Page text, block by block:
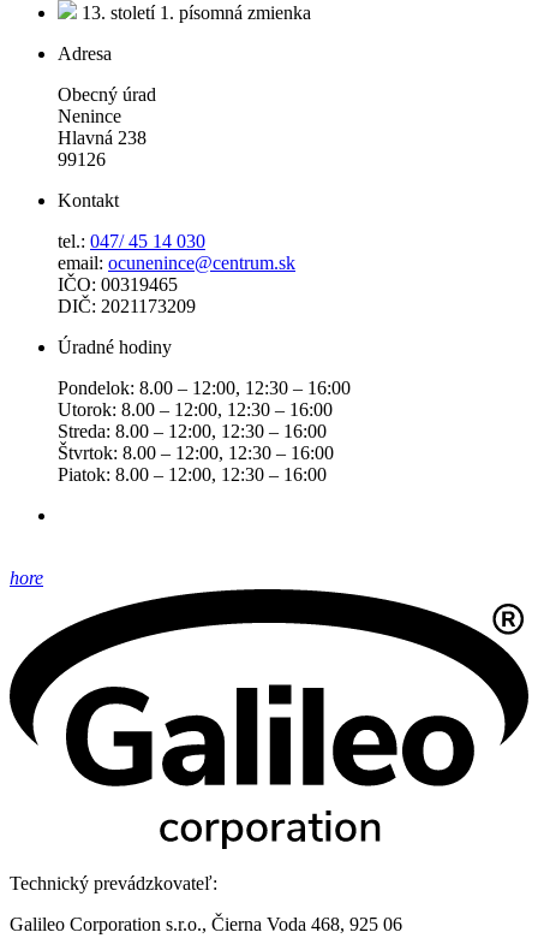
13. století 1. písomná zmienka
Adresa
Obecný úrad
Nenince
Hlavná 238
99126
Kontakt
tel.: 047/ 45 14 030
email: ocunenince@centrum.sk
IČO: 00319465
DIČ: 2021173209
Úradné hodiny
Pondelok: 8.00 – 12:00, 12:30 – 16:00
Utorok: 8.00 – 12:00, 12:30 – 16:00
Streda: 8.00 – 12:00, 12:30 – 16:00
Štvrtok: 8.00 – 12:00, 12:30 – 16:00
Piatok: 8.00 – 12:00, 12:30 – 16:00
hore
Technický prevádzkovateľ:
Galileo Corporation s.r.o., Čierna Voda 468, 925 06